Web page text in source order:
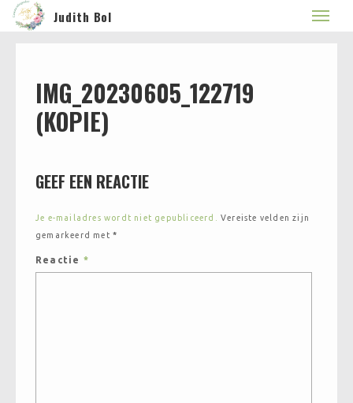
Judith Bol
IMG_20230605_122719
(KOPIE)
GEEF EEN REACTIE
Je e-mailadres wordt niet gepubliceerd.
Vereiste velden zijn
gemarkeerd met *
Reactie *